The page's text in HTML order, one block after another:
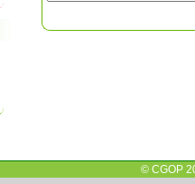
© CGOP